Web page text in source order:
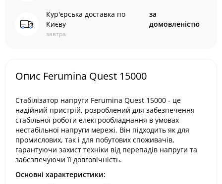
Кур'єрська доставка по
Києву
завтра
за
домовленістю
Опис Ferumina Quest 15000
Стабілізатор напруги Ferumina Quest 15000 - це
надійний пристрій, розроблений для забезпечення
стабільної роботи електрообладнання в умовах
нестабільної напруги мережі. Він підходить як для
промислових, так і для побутових споживачів,
гарантуючи захист техніки від перепадів напруги та
забезпечуючи її довговічність.
Основні характеристики: